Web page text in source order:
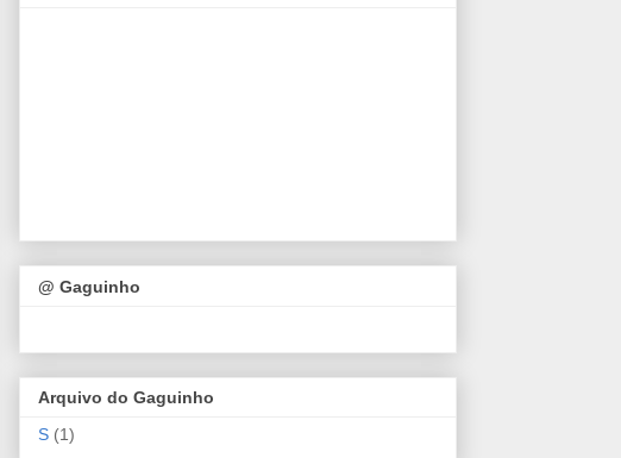
@ Gaguinho
Arquivo do Gaguinho
S (1)